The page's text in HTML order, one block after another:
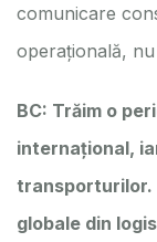
comunicare
operațională,
BC: Trăim o
internațional,
transporturilor.
globale din